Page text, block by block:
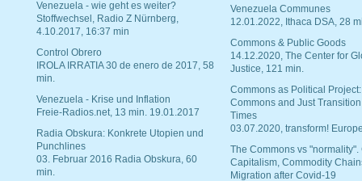
Venezuela - wie geht es weiter?
Stoffwechsel, Radio Z Nürnberg,
4.10.2017, 16:37 min
Control Obrero
IROLA IRRATIA 30 de enero de 2017, 58
min.
Venezuela - Krise und Inflation
Freie-Radios.net, 13 min. 19.01.2017
Radia Obskura: Konkrete Utopien und
Punchlines
03. Februar 2016 Radia Obskura, 60
min.
Venezuela Communes
12.01.2022, Ithaca DSA, 28
Commons & Public Goods
14.12.2020, The Center for
Justice, 121 min.
Commons as Political Project:
Commons and Just
Times
03.07.2020, transform!
The Commons vs "normality".
Capitalism, Commodity
Migration after Covid-19